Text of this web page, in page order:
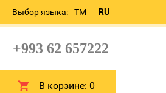
Выбор языка: TM RU
+993 62 657222
В корзине:0